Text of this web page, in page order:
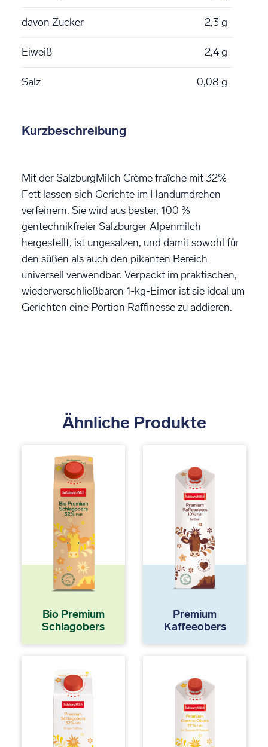
davon Zucker 2,3 g
Eiweiß 2,4 g
Salz 0,08 g
Kurzbeschreibung
Mit der SalzburgMilch Crème fraîche mit 32%
Fett lassen sich Gerichte im Handumdrehen
verfeinern. Sie wird aus bester, 100 %
gentechnikfreier Salzburger Alpenmilch
hergestellt, ist ungesalzen, und damit sowohl für
den süßen als auch den pikanten Bereich
universell verwendbar. Verpackt im praktischen,
wiederverschließbaren 1-kg-Eimer ist sie ideal um
Gerichten eine Portion Raffinesse zu addieren.
Ähnliche Produkte
Bio Premium
Schlagobers
Premium
Kaffeeobers